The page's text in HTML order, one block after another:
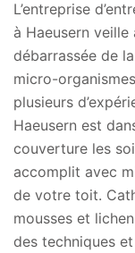
L’entreprise
à Haeusern
débarrassée de
micro-
plusieurs
Haeusern est
couverture les
accomplit avec
de votre toit.
mousses et
des techniques